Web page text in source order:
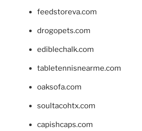
feedstoreva.com
drogopets.com
ediblechalk.com
tabletennisnearme.com
oaksofa.com
soultacohtx.com
capishcaps.com